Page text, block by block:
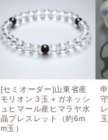
[セミオーダー]山東省産
モリオン３玉＋ガネッシ
ュヒマール産ヒマラヤ水
晶ブレスレット（約6m
m玉）